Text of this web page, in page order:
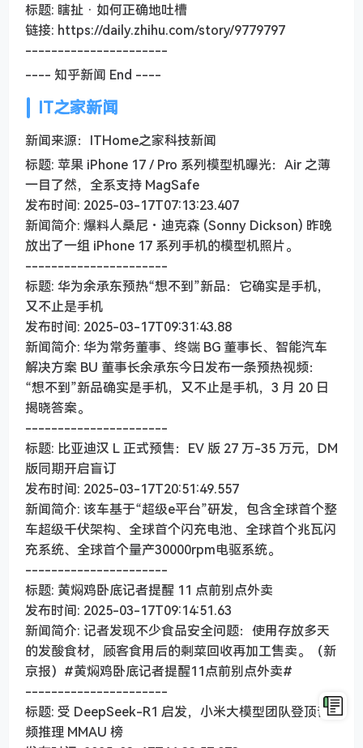
标题: 瞎扯 · 如何正确地吐槽
链接: https://daily.zhihu.com/story/9779797
----------------------
---- 知乎新闻 End ----
IT之家新闻
新闻来源：ITHome之家科技新闻
标题: 苹果 iPhone 17 / Pro 系列模型机曝光：Air 之薄
一目了然，全系支持 MagSafe
发布时间: 2025-03-17T07:13:23.407
新闻简介: 爆料人桑尼・迪克森 (Sonny Dickson) 昨晚
放出了一组 iPhone 17 系列手机的模型机照片。
----------------------
标题: 华为余承东预热“想不到”新品：它确实是手机，
又不止是手机
发布时间: 2025-03-17T09:31:43.88
新闻简介: 华为常务董事、终端 BG 董事长、智能汽车
解决方案 BU 董事长余承东今日发布一条预热视频：
“想不到”新品确实是手机，又不止是手机，3 月 20 日
揭晓答案。
----------------------
标题: 比亚迪汉 L 正式预售：EV 版 27 万-35 万元，DM
版同期开启盲订
发布时间: 2025-03-17T20:51:49.557
新闻简介: 该车基于“超级e平台”研发，包含全球首个整
车超级千伏架构、全球首个闪充电池、全球首个兆瓦闪
充系统、全球首个量产30000rpm电驱系统。
----------------------
标题: 黄焖鸡卧底记者提醒 11 点前别点外卖
发布时间: 2025-03-17T09:14:51.63
新闻简介: 记者发现不少食品安全问题：使用存放多天
的发酸食材，顾客食用后的剩菜回收再加工售卖。（新
京报）#黄焖鸡卧底记者提醒11点前别点外卖#
----------------------
标题: 受 DeepSeek-R1 启发，小米大模型团队登顶音
频推理 MMAU 榜